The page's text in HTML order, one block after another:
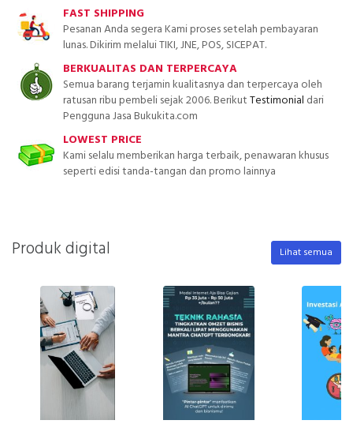
FAST SHIPPING
Pesanan Anda segera Kami proses setelah pembayaran
lunas. Dikirim melalui TIKI, JNE, POS, SICEPAT.
BERKUALITAS DAN TERPERCAYA
Semua barang terjamin kualitasnya dan terpercaya oleh
ratusan ribu pembeli sejak 2006. BerikutTestimonial dari
Pengguna Jasa Bukukita.com
LOWEST PRICE
Kami selalu memberikan harga terbaik, penawaran khusus
seperti edisi tanda-tangan dan promo lainnya
Produk digital Lihat semua